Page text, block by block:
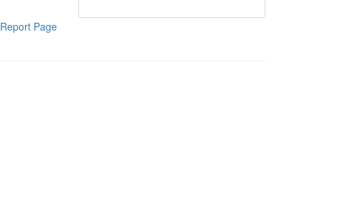
Report Page